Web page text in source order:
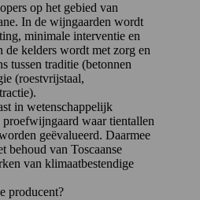
op het gebied van
In de wijngaarden wordt
minimale interventie en
kelders wordt met zorg en
tussen traditie (betonnen
(roestvrijstaal,
in wetenschappelijk
waar tientallen
geëvalueerd. Daarmee
behoud van Toscaanse
van klimaatbestendige
producent?